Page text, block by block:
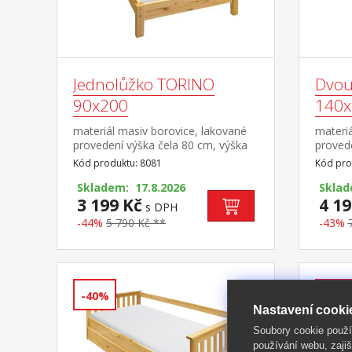
Jednolůžko TORINO
90x200
materiál masiv borovice, lakované
provedení výška čela 80 cm, výška
sedu 38 cm, cena bez roštu a
matrace minimální doporučená
výška matrace 15 cm doporučený
rozměr matrace 90 × 200 cm a rošt
R1 doporučená nosnost do 120 kg
Kód produktu: 8081
Skladem: 17.8.2026
3 199 Kč s DPH
-44% 5 790 Kč **
sedu
výška
rošt
kg na
Kód
4
-43%
-40%
Nastavení
Soubory cookie
používání webu,